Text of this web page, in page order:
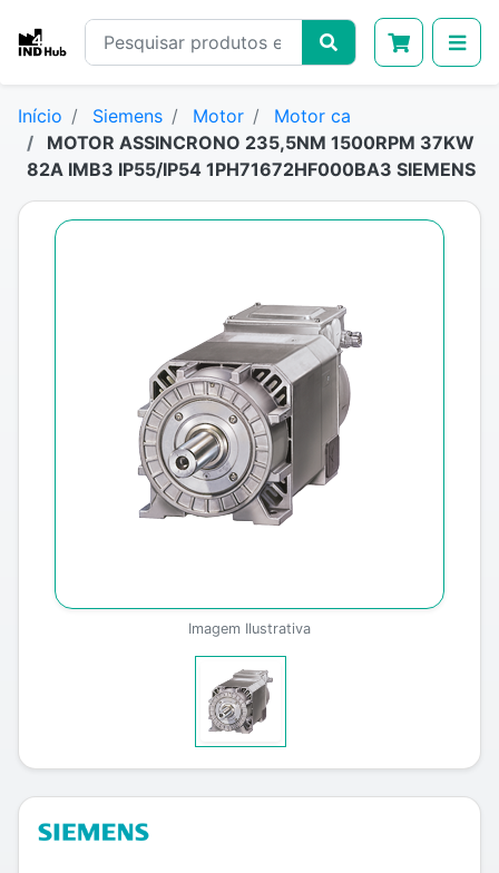
Início Siemens Motor
Motor ca
MOTOR ASSINCRONO 235,5NM 1500RPM 37KW
82A IMB3 IP55/IP54 1PH71672HF000BA3 SIEMENS
Imagem Ilustrativa